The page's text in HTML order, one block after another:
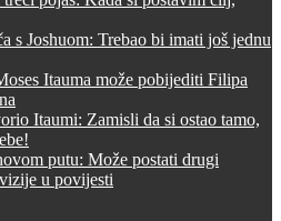
s Joshuom: Trebao bi imati još jednu
Itauma može pobijediti Filipa
Itaumi: Zamisli da si ostao tamo,
putu: Može postati drugi
u povijesti